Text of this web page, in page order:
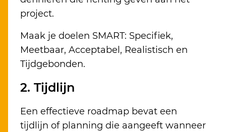
project.
Maak je doelen SMART: Specifiek,
Meetbaar, Acceptabel, Realistisch en
Tijdgebonden.
2. Tijdlijn
Een effectieve roadmap bevat een
tijdlijn of planning die aangeeft wanneer